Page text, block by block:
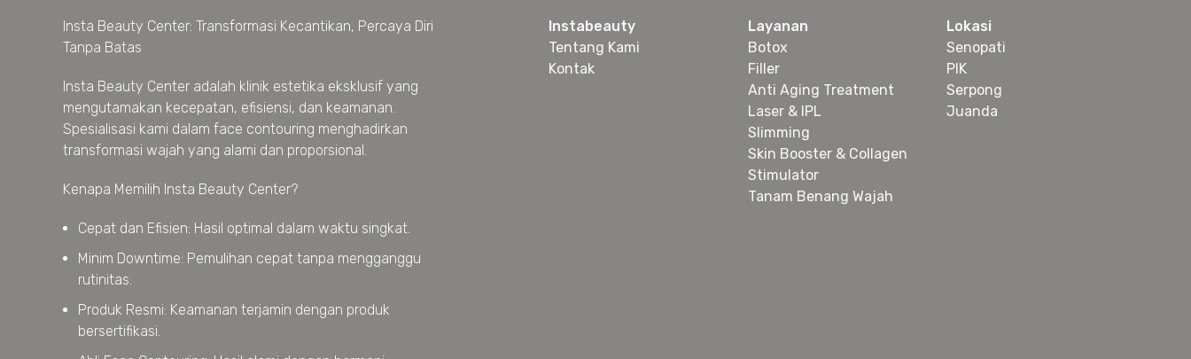
Insta Beauty Center: Transformasi Kecantikan, Percaya Diri
Tanpa Batas
Insta Beauty Center adalah klinik estetika eksklusif yang
mengutamakan kecepatan, efisiensi, dan keamanan.
Spesialisasi kami dalam face contouring menghadirkan
transformasi wajah yang alami dan proporsional.
Kenapa Memilih Insta Beauty Center?
Cepat dan Efisien: Hasil optimal dalam waktu singkat.
Minim Downtime: Pemulihan cepat tanpa mengganggu
rutinitas.
Produk Resmi: Keamanan terjamin dengan produk
bersertifikasi.
Instabeauty
Tentang Kami
Kontak
Layanan
Botox
Filler
Anti Aging Treatment
Laser & IPL
Slimming
Skin Booster & Collagen
Stimulator
Tanam Benang Wajah
Lokasi
Senopati
PIK
Serpong
Juanda